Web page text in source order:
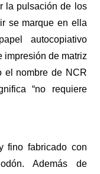
la pulsación de los
se marque en ella
autocopiativo
impresión de matriz
el nombre de NCR
“no requiere
fino fabricado con
Además de